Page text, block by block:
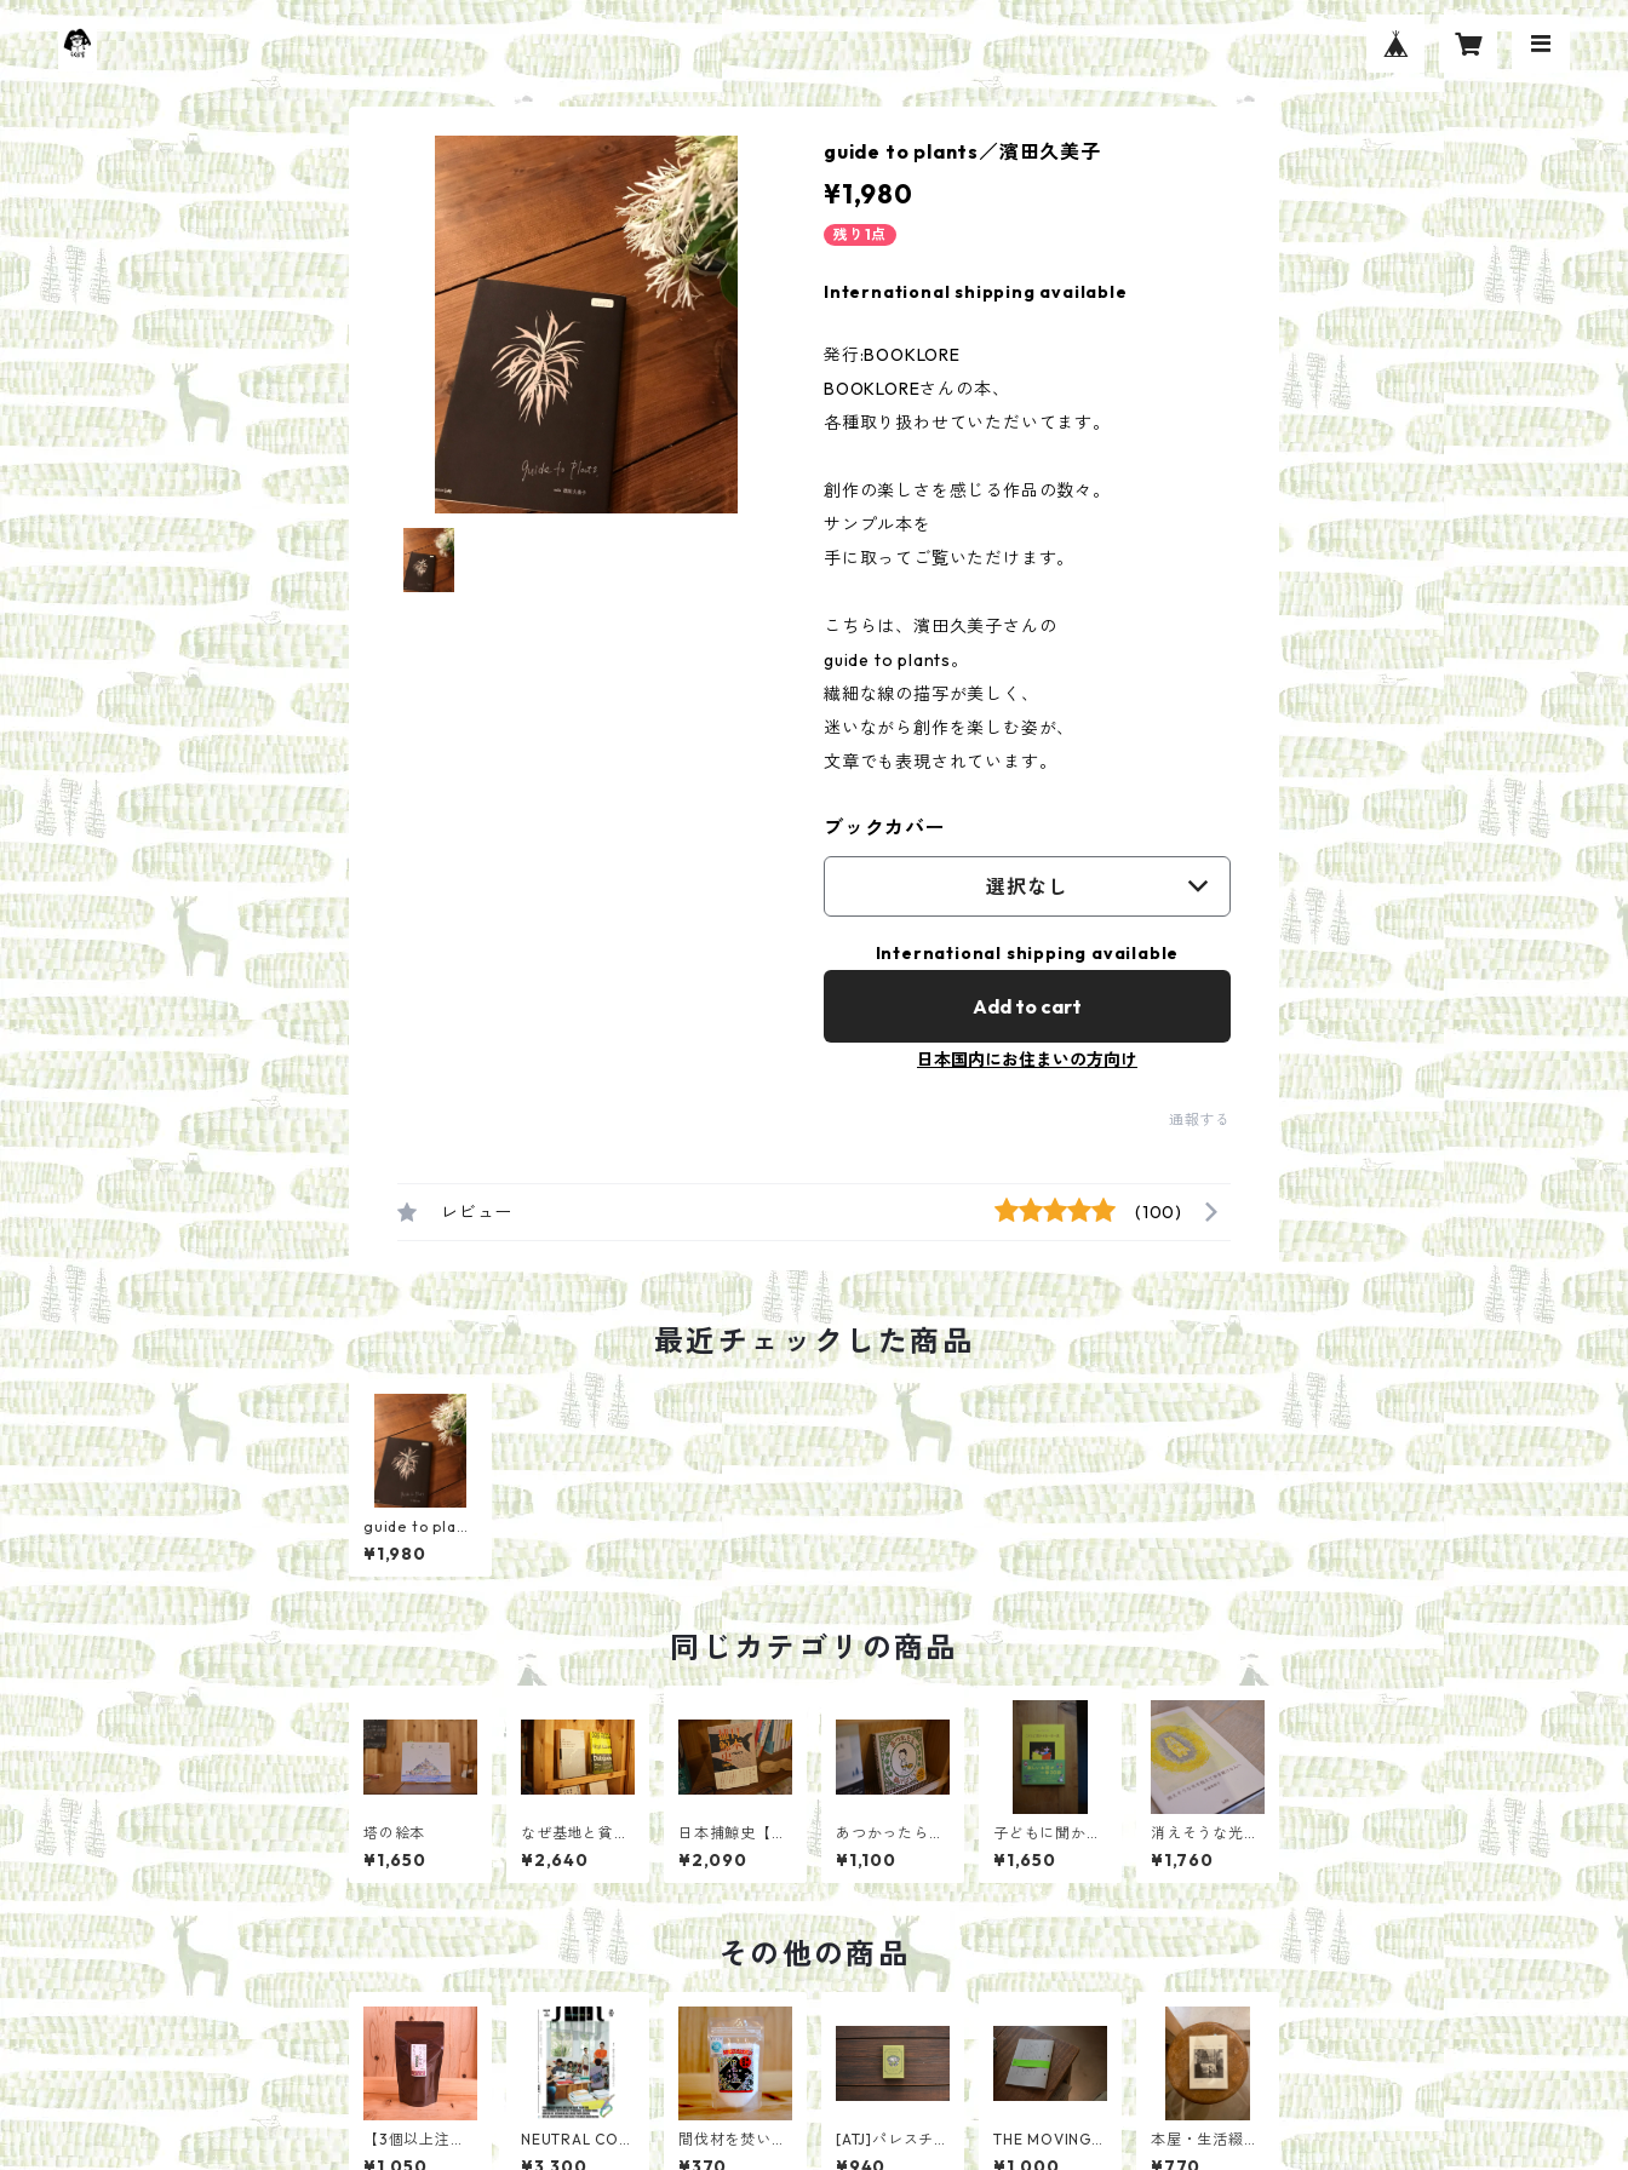
guide to plants／濱田久美子
¥1,980
残り1点
International shipping available
発行:BOOKLORE
BOOKLOREさんの本、
各種取り扱わせていただいてます。
創作の楽しさを感じる作品の数々。
サンプル本を
手に取ってご覧いただけます。
こちらは、濱田久美子さんの
guide to plants。
繊細な線の描写が美しく、
迷いながら創作を楽しむ姿が、
文章でも表現されています。
ブックカバー
選択なし
International shipping available
Add to cart
日本国内にお住まいの方向け
通報する
レビュー (100)
最近チェックした商品
guide to plant
s／濱田久美子
¥1,980
同じカテゴリの商品
塔の絵本
¥1,650
なぜ基地と貧困
は沖縄に集中す
るのか/安里 長
従 志賀 信夫
¥2,640
日本捕鯨史【概
説】 ／中園 成
生
¥2,090
あつかったらぬ
げばいい／ヨシ
タケシンスケ
¥1,100
子どもに聞かせ
る１日１話
「母の友」特選
童話集
¥1,650
消えそうな光を
抱えて歩き続け
る人へ／安達茉
莉子
¥1,760
その他の商品
【3個以上注文
用】ほうじ茶を
NEUTRAL COL
ORS 6 滞在で感
間伐材を焚いて
作った山の塩
[ATJ]パレスチナ
オリーブオイル
THE MOVING i
ssue02
本屋・生活綴方
のつづけかた/